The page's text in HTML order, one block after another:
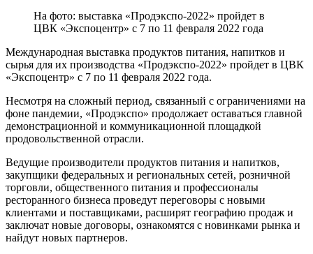
На фото: выставка «Продэкспо-2022» пройдет в
ЦВК «Экспоцентр» с 7 по 11 февраля 2022 года
Международная выставка продуктов питания, напитков и
сырья для их производства «Продэкспо-2022» пройдет в ЦВК
«Экспоцентр» с 7 по 11 февраля 2022 года.
Несмотря на сложный период, связанный с ограничениями на
фоне пандемии, «Продэкспо» продолжает оставаться главной
демонстрационной и коммуникационной площадкой
продовольственной отрасли.
Ведущие производители продуктов питания и напитков,
закупщики федеральных и региональных сетей, розничной
торговли, общественного питания и профессионалы
ресторанного бизнеса проведут переговоры с новыми
клиентами и поставщиками, расширят географию продаж и
заключат новые договоры, ознакомятся с новинками рынка и
найдут новых партнеров.